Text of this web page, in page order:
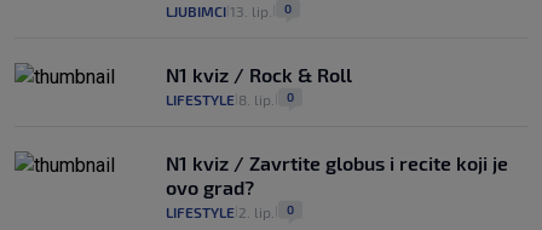
LJUBIMCI 13. lip. 0
N1 kviz / Rock & Roll
LIFESTYLE 8. lip. 0
N1 kviz / Zavrtite globus i recite koji je
ovo grad?
LIFESTYLE 2. lip. 0